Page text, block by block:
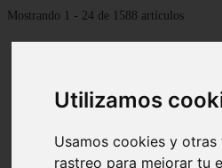
Utilizamos
Usamos cookies y otras
rastreo para mejorar tu
Mostrando 1 - 24 de 1588 artículos